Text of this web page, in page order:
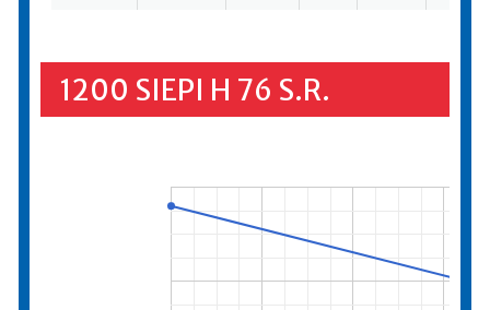
1200 SIEPI H 76 S.R.